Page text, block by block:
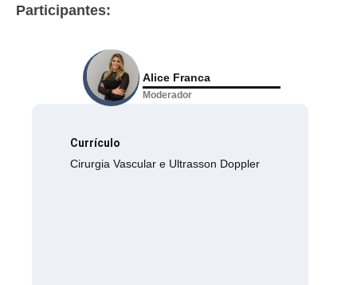
Participantes:
Alice Franca
Moderador
Currículo
Cirurgia Vascular e Ultrasson Doppler